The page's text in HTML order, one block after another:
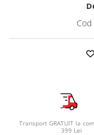
Transport GRATUIT la
399 Lei